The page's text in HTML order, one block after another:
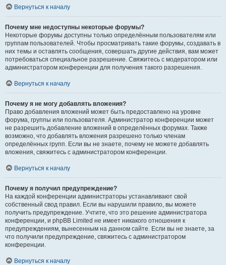
Вернуться к началу
Почему мне недоступны некоторые форумы?
Некоторые форумы доступны только определённым пользователям или
группам пользователей. Чтобы просматривать такие форумы, создавать в
них темы и оставлять сообщения, совершать другие действия, вам может
потребоваться специальное разрешение. Свяжитесь с модератором или
администратором конференции для получения такого разрешения.
Вернуться к началу
Почему я не могу добавлять вложения?
Право добавления вложений может быть предоставлено на уровне
форума, группы или пользователя. Администратор конференции может
не разрешить добавление вложений в определённых форумах. Также
возможно, что добавлять вложения разрешено только членам
определённых групп. Если вы не знаете, почему не можете добавлять
вложения, свяжитесь с администратором конференции.
Вернуться к началу
Почему я получил предупреждение?
На каждой конференции администраторы устанавливают свой
собственный свод правил. Если вы нарушили правило, вы можете
получить предупреждение. Учтите, что это решение администратора
конференции, и phpBB Limited не имеет никакого отношения к
предупреждениям, вынесенным на данном сайте. Если вы не знаете, за
что получили предупреждение, свяжитесь с администратором
конференции.
Вернуться к началу